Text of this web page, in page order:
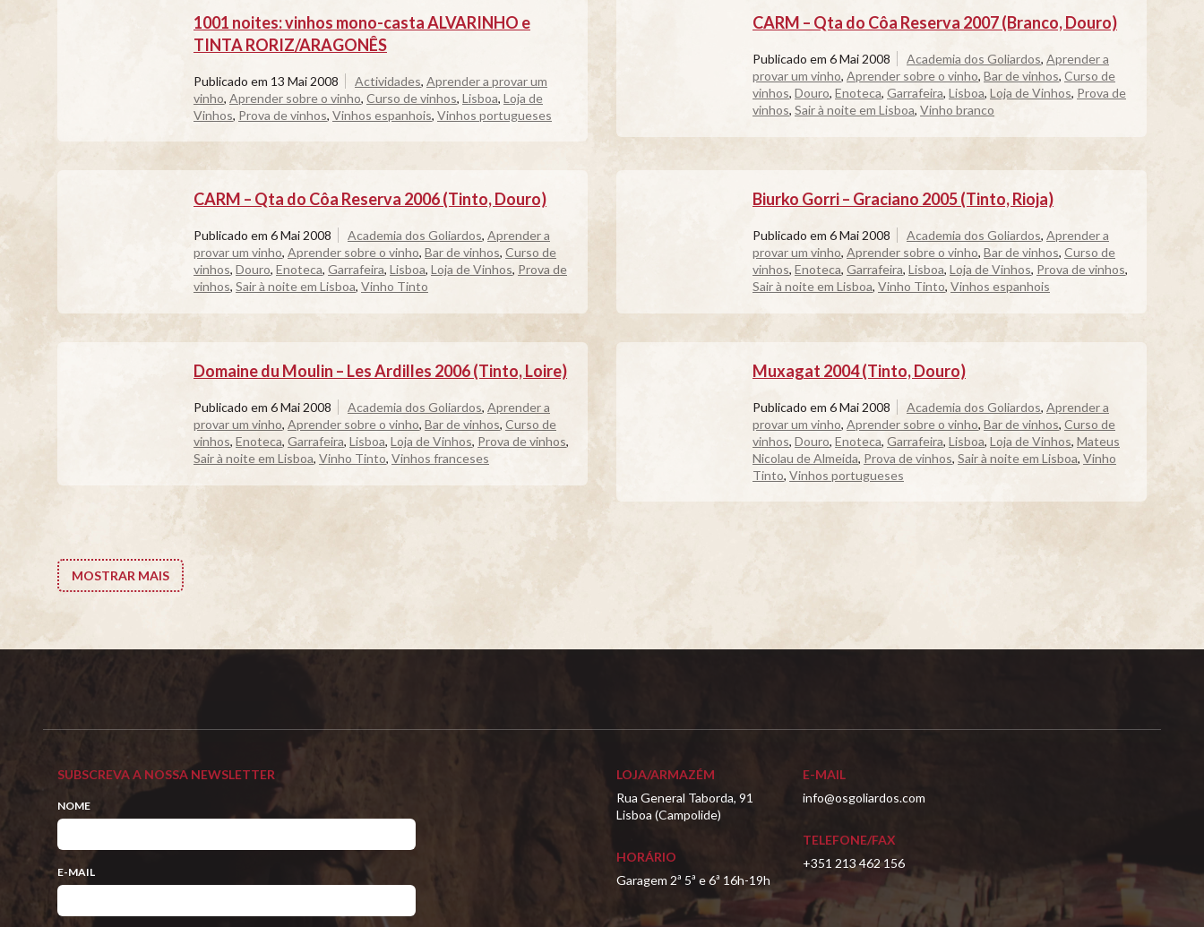
1001 noites: vinhos mono-casta ALVARINHO e
TINTA RORIZ/ARAGONÊS
Publicado em 13 Mai 2008 Actividades, Aprender a provar um
vinho, Aprender sobre o vinho, Curso de vinhos, Lisboa, Loja de
Vinhos, Prova de vinhos, Vinhos espanhois, Vinhos portugueses
CARM – Qta do Côa Reserva 2007 (Branco, Douro)
Publicado em 6 Mai 2008 Academia dos Goliardos, Aprender a
provar um vinho, Aprender sobre o vinho, Bar de vinhos, Curso de
vinhos, Douro, Enoteca, Garrafeira, Lisboa, Loja de Vinhos, Prova de
vinhos, Sair à noite em Lisboa, Vinho branco
CARM – Qta do Côa Reserva 2006 (Tinto, Douro)
Publicado em 6 Mai 2008 Academia dos Goliardos, Aprender a
provar um vinho, Aprender sobre o vinho, Bar de vinhos, Curso de
vinhos, Douro, Enoteca, Garrafeira, Lisboa, Loja de Vinhos, Prova de
vinhos, Sair à noite em Lisboa, Vinho Tinto
Biurko Gorri – Graciano 2005 (Tinto, Rioja)
Publicado em 6 Mai 2008 Academia dos Goliardos, Aprender a
provar um vinho, Aprender sobre o vinho, Bar de vinhos, Curso de
vinhos, Enoteca, Garrafeira, Lisboa, Loja de Vinhos, Prova de vinhos,
Sair à noite em Lisboa, Vinho Tinto, Vinhos espanhois
Domaine du Moulin – Les Ardilles 2006 (Tinto, Loire)
Publicado em 6 Mai 2008 Academia dos Goliardos, Aprender a
provar um vinho, Aprender sobre o vinho, Bar de vinhos, Curso de
vinhos, Enoteca, Garrafeira, Lisboa, Loja de Vinhos, Prova de vinhos,
Sair à noite em Lisboa, Vinho Tinto, Vinhos franceses
Muxagat 2004 (Tinto, Douro)
Publicado em 6 Mai 2008 Academia dos Goliardos, Aprender a
provar um vinho, Aprender sobre o vinho, Bar de vinhos, Curso de
vinhos, Douro, Enoteca, Garrafeira, Lisboa, Loja de Vinhos, Mateus
Nicolau de Almeida, Prova de vinhos, Sair à noite em Lisboa, Vinho
Tinto, Vinhos portugueses
MOSTRAR MAIS
SUBSCREVA A NOSSA NEWSLETTER
NOME
E-MAIL
LOJA/ARMAZÉM
Rua General Taborda, 91
Lisboa (Campolide)
HORÁRIO
Garagem 2ª 5ª e 6ª 16h-19h
E-MAIL
info@osgoliardos.com
TELEFONE/FAX
+351 213 462 156